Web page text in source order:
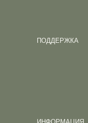
ПОДДЕРЖКА